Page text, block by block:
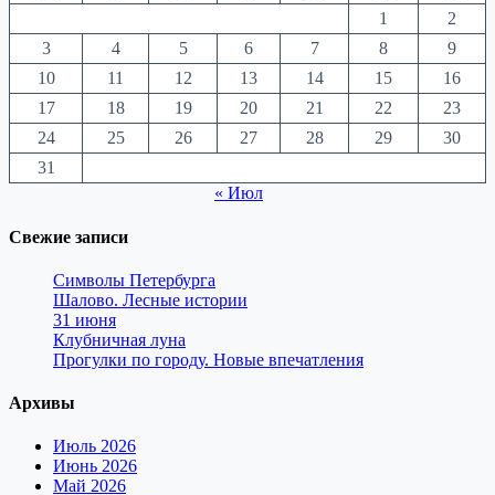
1
2
3
4 5 6 7 8
9
10
11 12 13 14 15
16
17
18 19 20 21 22
23
24
25 26 27 28 29
30
31
« Июл
Свежие записи
Символы Петербурга
Шалово. Лесные истории
31 июня
Клубничная луна
Прогулки по городу. Новые впечатления
Архивы
Июль 2026
Июнь 2026
Май 2026